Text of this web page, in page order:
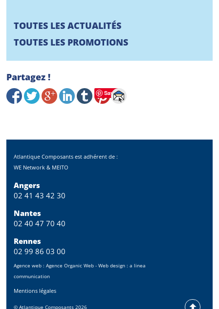
TOUTES LES ACTUALITÉS
TOUTES LES PROMOTIONS
Partagez !
Save
Atlantique Composants est adhérent de :
WE Network & MEITO
Angers
02 41 43 42 30
Nantes
02 40 47 70 40
Rennes
02 99 86 03 00
Agence web :Agence Organic Web - Web design :a linea
communication
Mentions légales
©Atlantique Composants 2026